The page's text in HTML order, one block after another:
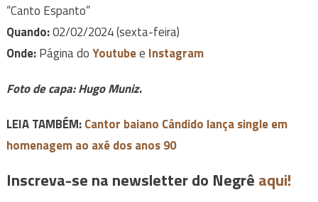
“Canto Espanto”
Quando:02/02/2024 (sexta-feira)
Onde:Página doYoutubee Instagram
Foto de capa: Hugo Muniz.
LEIA TAMBÉM:Cantor baiano Cândido lança single em
homenagem ao axé dos anos 90
Inscreva-se na newsletter do Negrê aqui!